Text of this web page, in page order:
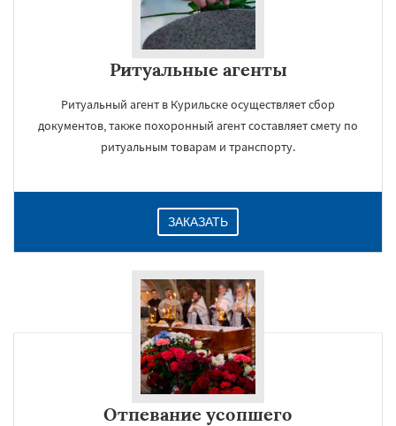
Ритуальные агенты
Ритуальный агент в Курильске осуществляет сбор
документов, также похоронный агент составляет смету по
ритуальным товарам и транспорту.
ЗАКАЗАТЬ
Отпевание усопшего